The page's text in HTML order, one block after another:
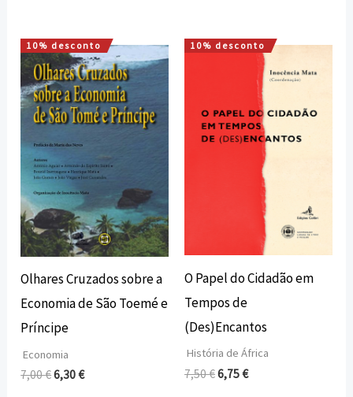
10% desconto
Olhares Cruzados sobre a
Economia de São Toemé e
Príncipe
Economia
7,00€
O
preço
original
era:
7,00 €.
6,30€
O
preço
atual
é:
6,30 €.
10% desconto
O Papel do Cidadão em
Tempos de
(Des)Encantos
História de África
7,50€
O
7,50 €.
6,75€
O
preço
atual
6,75 €.